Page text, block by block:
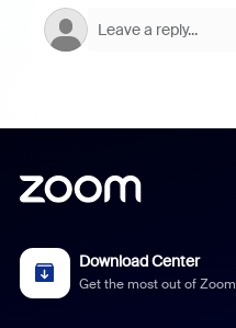
Download Center
Get the most out of Zoom